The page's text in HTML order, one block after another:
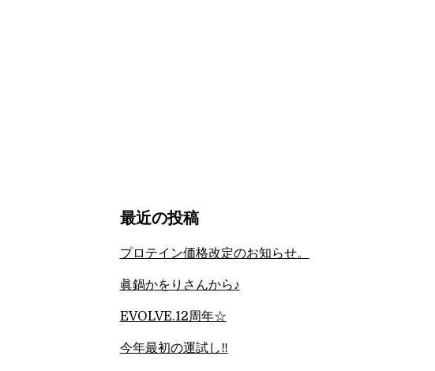
最近の投稿
プロテイン価格改定のお知らせ。
眞鍋かをりさんから♪
EVOLVE.12周年☆
今年最初の運試し‼︎